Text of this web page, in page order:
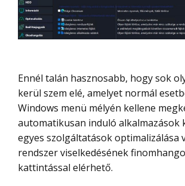
Ennél talán hasznosabb, hogy sok olyan beállítás
kerül szem elé, amelyet normál
Windows menü mélyén kellene
automatikusan induló alkalmazások
egyes szolgáltatások optimalizálása
rendszer viselkedésének
kattintással elérhető.